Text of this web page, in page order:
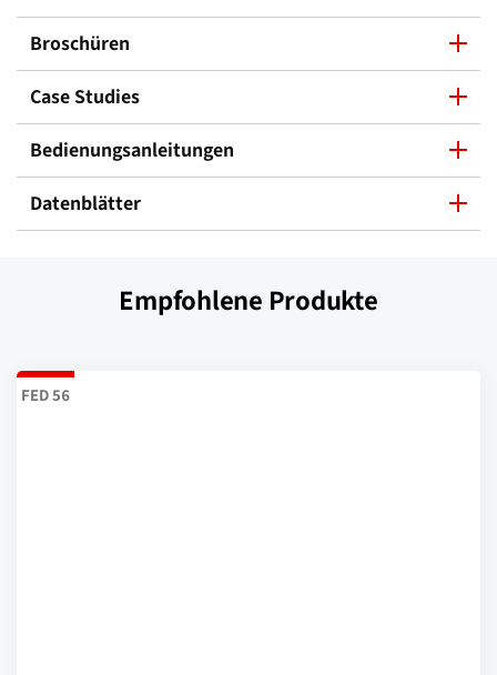
Broschüren
Case Studies
Bedienungsanleitungen
Datenblätter
Empfohlene Produkte
FED 56